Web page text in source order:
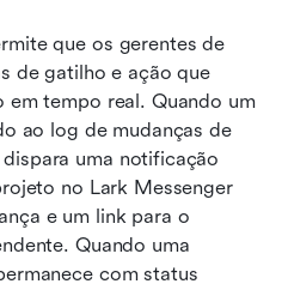
que os gerentes de
de gatilho e ação que
em tempo real. Quando um
ao log de mudanças de
uma notificação
no Lark Messenger
e um link para o
Quando uma
com status